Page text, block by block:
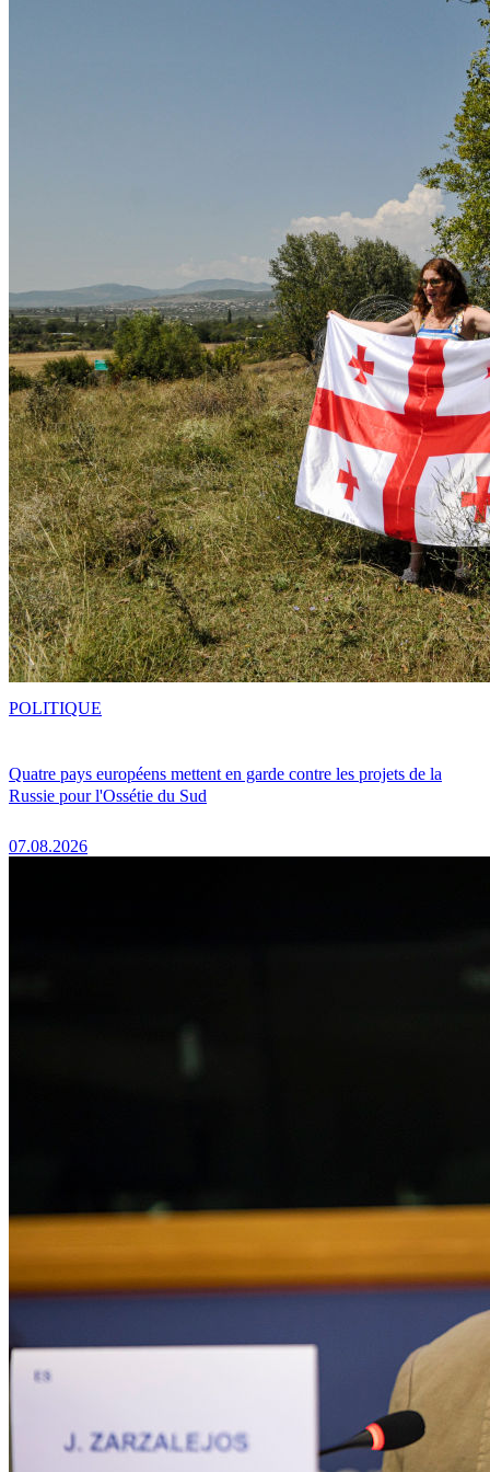
Quatre pays européens mettent en garde contre les projets de la
Russie pour l'Ossétie du Sud
07.08.2026
POLITIQUE